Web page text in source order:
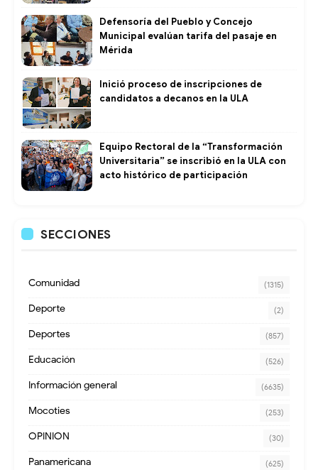
Defensoría del Pueblo y Concejo
Municipal evalúan tarifa del pasaje en
Mérida
Inició proceso de inscripciones de
candidatos a decanos en la ULA
Equipo Rectoral de la “Transformación
Universitaria” se inscribió en la ULA con
acto histórico de participación
SECCIONES
Comunidad (1315)
Deporte (2)
Deportes (857)
Educación (526)
Información general (6635)
Mocoties (253)
OPINION (30)
Panamericana (625)